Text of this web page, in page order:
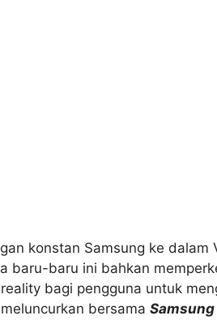
konstan Samsung ke dalam
baru-baru ini bahkan
bagi pengguna untuk
bersama Samsung